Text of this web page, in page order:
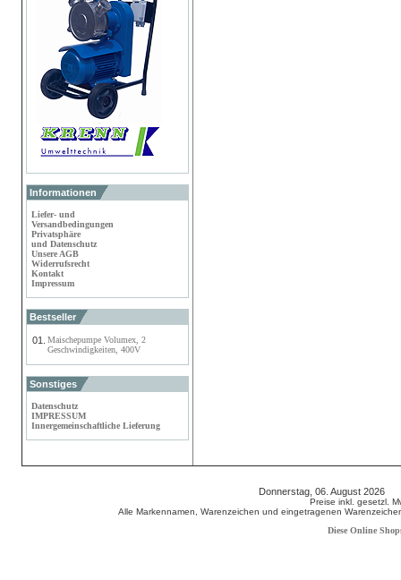
Informationen
Liefer- und
Versandbedingungen
Privatsphäre
und Datenschutz
Unsere AGB
Widerrufsrecht
Kontakt
Impressum
Bestseller
01.
Maischepumpe Volumex, 2
Geschwindigkeiten, 400V
Sonstiges
Datenschutz
IMPRESSUM
Innergemeinschaftliche Lieferung
Donnerstag, 06. August
Preise inkl. gesetzl.
Alle Markennamen, Warenzeichen und eingetragenen
Diese Online